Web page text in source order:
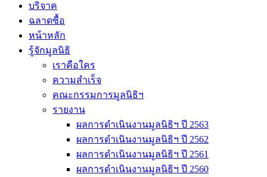
บริจาค
ฉลาดซื้อ
หน้าหลัก
รู้จักมูลนิธิ
เราคือใคร
ความสำเร็จ
คณะกรรมการมูลนิธิฯ
รายงาน
ผลการดำเนินงานมูลนิธิฯ ปี 2563
ผลการดำเนินงานมูลนิธิฯ ปี 2562
ผลการดำเนินงานมูลนิธิฯ ปี 2561
ผลการดำเนินงานมูลนิธิฯ ปี 2560